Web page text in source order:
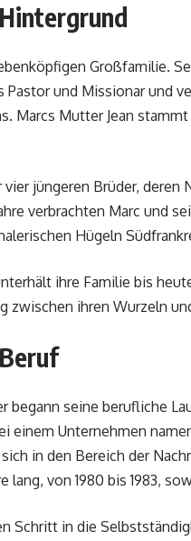
Großfamilie.
Pastor und Missionar und
Marcs Mutter Jean
jüngeren Brüder,
verbrachten Marc und
Hügeln
ihre Familie bis
zwischen ihren Wurzeln
begann seine berufliche
einem Unternehmen
in den Bereich der
lang, von 1980 bis 1983,
Schritt in die